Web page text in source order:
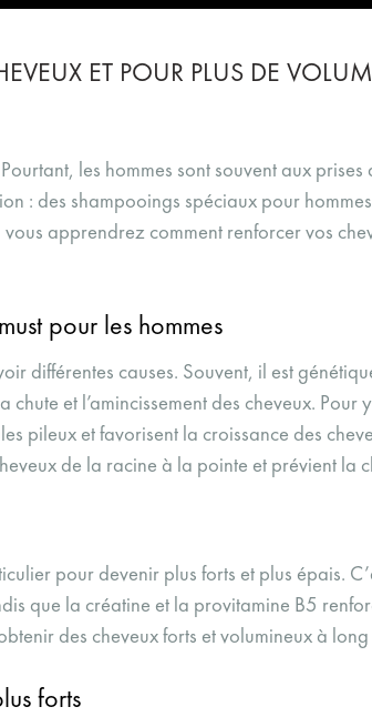
ET POUR PLUS DE
les hommes sont souvent aux
: des shampooings spéciaux pour
apprendrez comment renforcer vos
pour les hommes
différentes causes. Souvent, il est
et l’amincissement des cheveux.
pileux et favorisent la croissance des
de la racine à la pointe et prévient la
pour devenir plus forts et plus épais.
que la créatine et la provitamine B5
des cheveux forts et volumineux à long
forts